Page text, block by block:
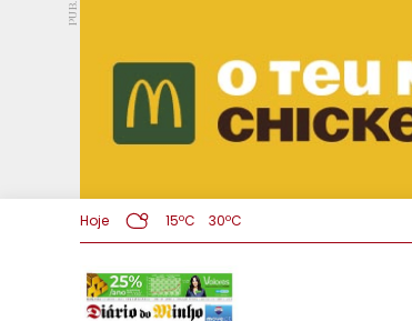
PUB.
Hoje 15ºC 30ºC